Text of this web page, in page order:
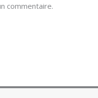
commentaire.